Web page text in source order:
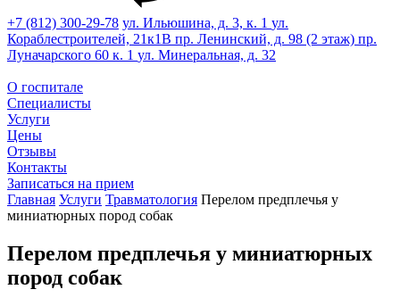
+7 (812) 300-29-78 ул. Ильюшина, д. 3, к. 1 ул.
Кораблестроителей, 21к1В пр. Ленинский, д. 98 (2 этаж) пр.
Луначарского 60 к. 1 ул. Минеральная, д. 32
О госпитале
Специалисты
Услуги
Цены
Отзывы
Контакты
Записаться на прием
Главная Услуги Травматология Перелом предплечья у
миниатюрных пород собак
Перелом предплечья у миниатюрных
пород собак